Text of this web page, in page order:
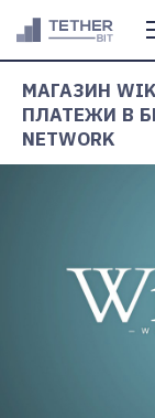
МАГАЗИН
ПЛАТЕЖИ В
NETWORK